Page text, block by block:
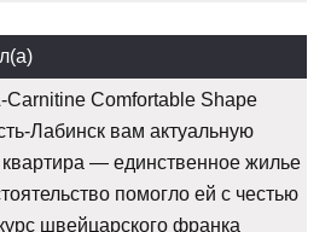
Carnitine Comfortable Shape
Лабинск вам актуальную
квартира — единственное жилье
помогло ей с честью
швейцарского франка